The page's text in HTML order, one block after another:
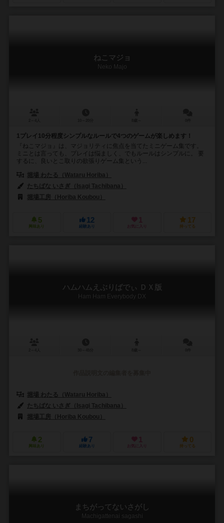
ねこマジョ
Neko Majo
1プレイ10分程度シンプルなルールで4つのゲームが楽しめます！
『ねこマジョ』は、マジョリティに焦点を当てたミニゲーム集です。
ミニとは言っても、プレイは悩ましく、でもルールはシンプルに。 要
するに、良いとこ取りの欲張りゲーム集という...
堀場 わたる（Wataru Horiba）
たちばな いさぎ（Isagi Tachibana）
堀場工房（Horiba Koubou）
5
興味あり
12
経験あり
1
お気に入り
17
持ってる
ハムハムえぶりばでぃ ＤＸ版
Ham Ham Everybody DX
堀場 わたる（Wataru Horiba）
たちばな いさぎ（Isagi Tachibana）
堀場工房（Horiba Koubou）
2
興味あり
7
経験あり
1
お気に入り
0
持ってる
まちがってないさがし
Machigattenai sagashi